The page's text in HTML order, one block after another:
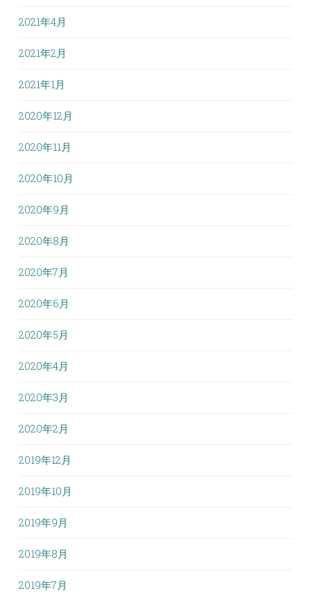
2021年4月
2021年2月
2021年1月
2020年12月
2020年11月
2020年10月
2020年9月
2020年8月
2020年7月
2020年6月
2020年5月
2020年4月
2020年3月
2020年2月
2019年12月
2019年10月
2019年9月
2019年8月
2019年7月